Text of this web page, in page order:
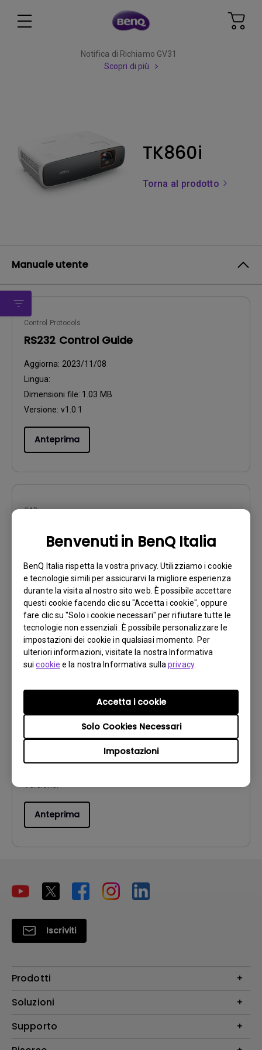
Benvenuti in BenQ Italia
BenQ Italia rispetta la vostra privacy. Utilizziamo i cookie
e tecnologie simili per assicurarvi la migliore esperienza
durante la visita al nostro sito web. È possibile accettare
questi cookie facendo clic su "Accetta i cookie", oppure
fare clic su "Solo i cookie necessari" per rifiutare tutte le
tecnologie non essenziali. È possibile personalizzare le
impostazioni dei cookie in qualsiasi momento. Per
ulteriori informazioni, visitate la nostra Informativa
suicookie e la nostra Informativa sullaprivacy.
Impostazioni
Solo Cookies Necessari
Accetta i cookie
Notifica di Richiamo GV31
Scopri di più
TK860i
Torna al prodotto
Manuale utente
Control Protocols
RS232 Control Guide
Aggiorna: 2023/11/08
Lingua:
Dimensioni file: 1.03 MB
Versione: v1.0.1
Anteprima
CAD
Lingua:
Dimensioni file:407.65 KB
Anteprima
Manuale Utente
Aggiorna:2024/01/03
Anteprima
Iscriviti
Prodotti
Videoproiettori
Illuminazione
Altoparlante
Soluzioni
Education/Formazione
Supporto
Contatti